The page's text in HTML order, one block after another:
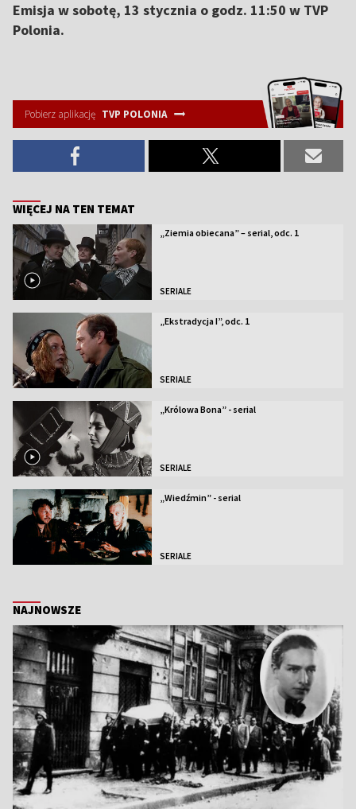
Emisja w sobotę, 13 stycznia o godz. 11:50 w TVP
Polonia.
Pobierz aplikację TVP POLONIA
WIĘCEJ NA TEN TEMAT
„Ziemia obiecana” – serial, odc. 1
SERIALE
„Ekstradycja I”, odc. 1
SERIALE
„Królowa Bona” - serial
SERIALE
„Wiedźmin” - serial
SERIALE
NAJNOWSZE